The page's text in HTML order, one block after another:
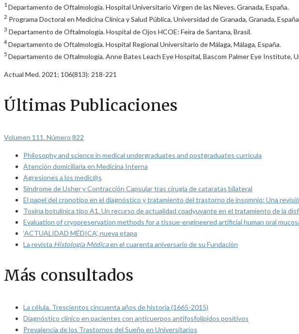
1 Departamento de Oftalmología. Hospital Universitario Virgen de las Nieves. Granada, España.
2 Programa Doctoral en Medicina Clínica y Salud Pública, Universidad de Granada, Granada,
3 Departamento de Oftalmología. Hospital de Ojos HCOE: Feira de Santana, Brasil.
4Departamento de Oftalmología. Hospital Regional Universitario de Málaga, Málaga, España.
5 Departamento de Oftalmología. Anne Bates Leach Eye Hospital, Bascom Palmer Eye Institute,
Actual Med. 2021; 106(813): 218-221
Últimas Publicaciones
Volumen 111. Número 822
Philosophy and science in medical undergraduates and postgraduates curricula
Atención domiciliaria en Medicina Interna
Agresiones a los medic@s
Síndrome de Usher y Contracción Capsular tras cirugía de cataratas bilateral
El papel del cronotipo en el diagnóstico y tratamiento del trastorno de insomnio: Una
Toxina botulínica tipo A1. Un recurso de actualidad coadyuvante en el tratamiento de la
Evaluation of cryopreservation methods for a tissue-engineered artificial human oral
‘ACTUALIDAD MÉDICA’, nueva etapa
La revista Histología Médicaen el cuarenta aniversario de su Fundación
Más consultados
La célula. Trescientos cincuenta años de historia (1665-2015)
Diagnóstico clínico en pacientes con anticuerpos antifosfolípidos positivos
Prevalencia de los Trastornos del Sueño en Universitarios